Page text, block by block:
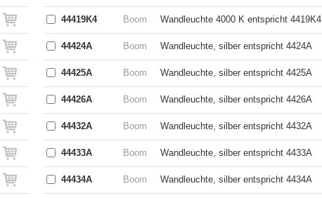
44419K4 Boom Wandleuchte 4000 K entspricht 4419K4
44424A Boom Wandleuchte, silber entspricht 4424A
44425A Boom Wandleuchte, silber entspricht 4425A
44426A Boom Wandleuchte, silber entspricht 4426A
44432A Boom Wandleuchte, silber entspricht 4432A
44433A Boom Wandleuchte, silber entspricht 4433A
44434A Boom Wandleuchte, silber entspricht 4434A